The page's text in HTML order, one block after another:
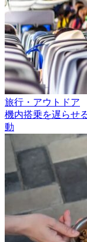
旅行・アウトドア
機内搭乗を遅らせ
動